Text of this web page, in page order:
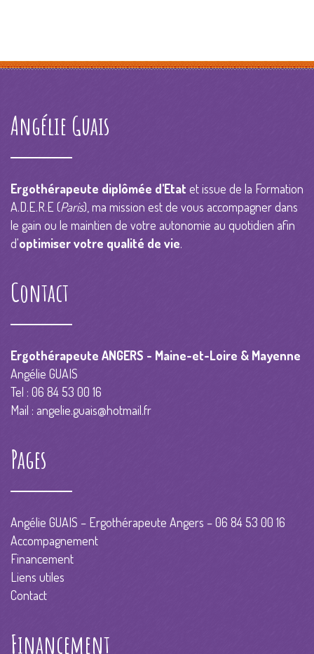
Angélie Guais
Ergothérapeute diplômée d'Etat et issue de la Formation
A.D.E.R.E (Paris), ma mission est de vous accompagner dans
le gain ou le maintien de votre autonomie au quotidien afin
d'optimiser votre qualité de vie.
Contact
Ergothérapeute ANGERS - Maine-et-Loire & Mayenne
Angélie GUAIS
Tel : 06 84 53 00 16
Mail : angelie.guais@hotmail.fr
Pages
Angélie GUAIS – Ergothérapeute Angers – 06 84 53 00 16
Accompagnement
Financement
Liens utiles
Contact
Financement